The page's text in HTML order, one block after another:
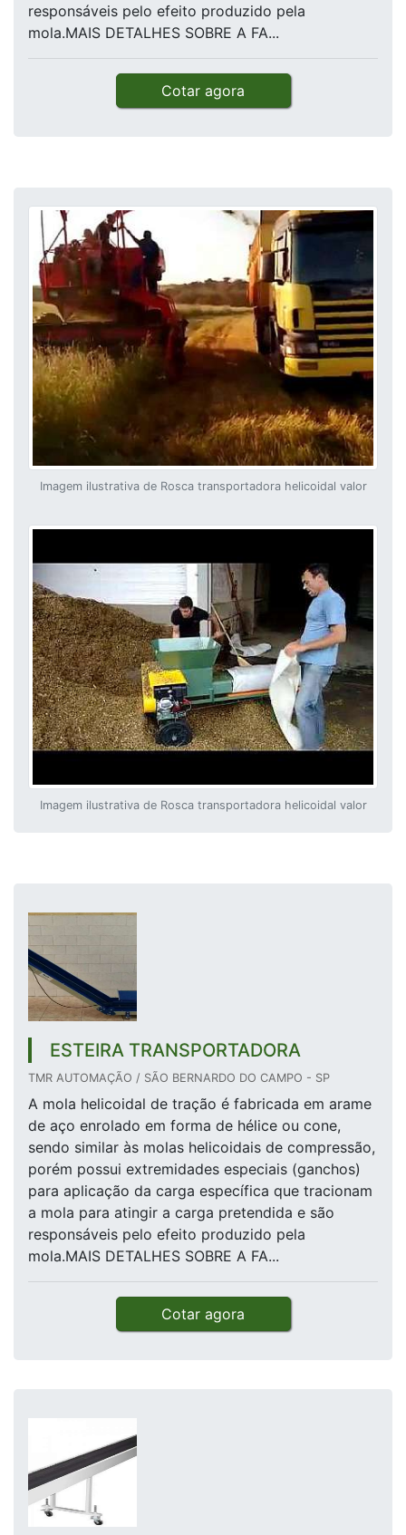
responsáveis pelo efeito produzido pela
mola.MAIS DETALHES SOBRE A FA...
Cotar agora
Imagem ilustrativa de Rosca transportadora helicoidal valor
Imagem ilustrativa de Rosca transportadora helicoidal valor
ESTEIRA TRANSPORTADORA
TMR AUTOMAÇÃO / SÃO BERNARDO DO CAMPO - SP
A mola helicoidal de tração é fabricada em arame
de aço enrolado em forma de hélice ou cone,
sendo similar às molas helicoidais de compressão,
porém possui extremidades especiais (ganchos)
para aplicação da carga específica que tracionam
a mola para atingir a carga pretendida e são
responsáveis pelo efeito produzido pela
mola.MAIS DETALHES SOBRE A FA...
Cotar agora